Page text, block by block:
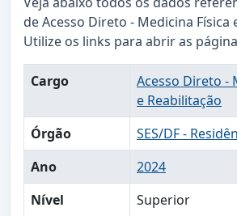
de Acesso Direto - Medicina Física
Utilize os links para abrir as
Cargo
Acesso Direto -
e Reabilitação
Órgão
SES/DF -
Ano
2024
Nível
Superior